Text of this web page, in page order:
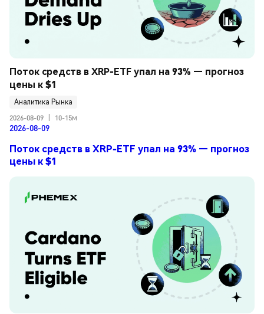
Поток средств в XRP-ETF упал на 93% — прогноз
цены к $1
Аналитика Рынка
2026-08-09
10-15м
2026-08-09
Поток средств в XRP-ETF упал на 93% — прогноз
цены к $1